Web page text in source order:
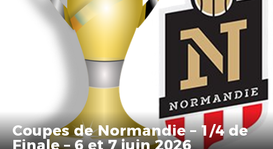
Coupes de Normandie – 1/4 de
Finale – 6 et 7 juin 2026